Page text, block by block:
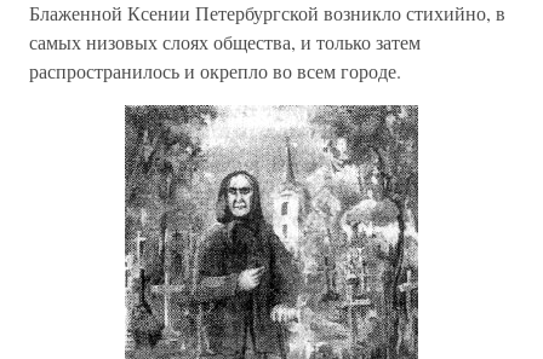
Блаженной Ксении Петербургской возникло стихийно, в
самых низовых слоях общества, и только затем
распространилось и окрепло во всем городе.